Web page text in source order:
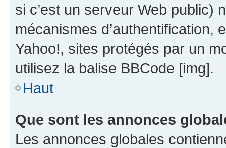
si c’est un serveur Web public)
mécanismes d’authentification,
Yahoo!, sites protégés par un
utilisez la balise BBCode [img].
Haut
Que sont les annonces
Les annonces globales